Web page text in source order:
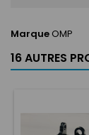
MarqueOMP
16 AUTRES